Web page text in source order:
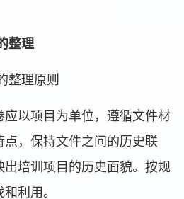
整理
整理原则
应以项目为单位，遵循文件材
，保持文件之间的历史联
出培训项目的历史面貌。按规
利用。